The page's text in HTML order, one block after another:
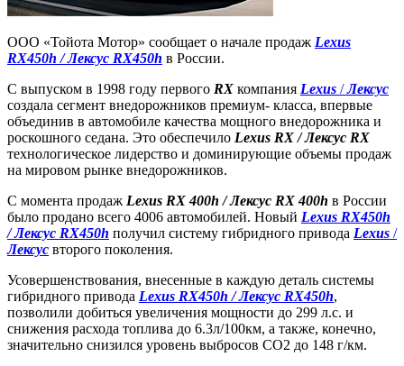
ООО «Тойота Мотор» сообщает о начале продаж Lexus
RX450h / Лексус RX450h в России.
С выпуском в 1998 году первого RX компания Lexus /Лексус
создала сегмент внедорожников премиум- класса, впервые
объединив в автомобиле качества мощного внедорожника и
роскошного седана. Это обеспечило Lexus RX / Лексус RX
технологическое лидерство и доминирующие объемы продаж
на мировом рынке внедорожников.
С момента продаж Lexus RX 400h / Лексус RX 400h в России
было продано всего 4006 автомобилей. Новый Lexus RX450h
/ Лексус RX450h получил систему гибридного привода Lexus /
Лексус второго поколения.
Усовершенствования, внесенные в каждую деталь системы
гибридного привода Lexus RX450h / Лексус RX450h,
позволили добиться увеличения мощности до 299 л.с. и
снижения расхода топлива до 6.3л/100км, а также, конечно,
значительно снизился уровень выбросов CO2 до 148 г/км.